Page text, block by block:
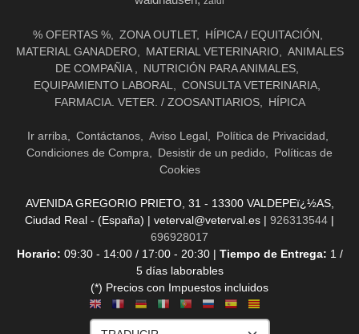
% OFERTAS % ZONA OUTLET
HÍPICA / EQUITACIÓN
MATERIAL GANADERO
MATERIAL VETERINARIO
ANIMALES
DE COMPAÑIA
NUTRICIÓN PARA ANIMALES
EQUIPAMIENTO LABORAL
CONSULTA VETERINARIA
FARMACIA. VETER. / ZOOSANTIARIOS
HÍPICA
Ir arriba Contáctanos Aviso Legal
Política de Privacidad
Condiciones de Compra
Desistir de un pedido
Políticas de
Cookies
AVENIDA GREGORIO PRIETO, 31 - 13300 VALDEPEï¿½AS,
Ciudad Real - (España) | veterval@veterval.es | 926313544 |
696928017
Horario: 09:30 - 14:00 / 17:00 - 20:30 | Tiempo de Entrega: 1 /
5 días laborables
(*) Precios con Impuestos incluidos